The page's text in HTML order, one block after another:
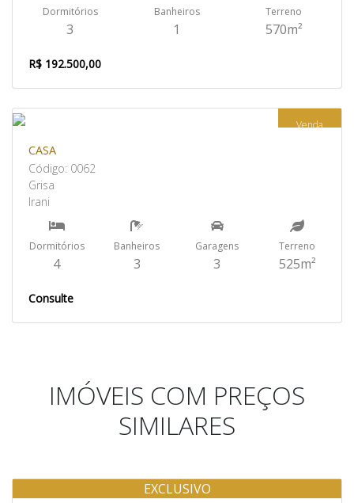
Dormitórios
3
Banheiros
1
Terreno
570m²
R$ 192.500,00
Venda
CASA
Código: 0062
Grisa
Irani
Dormitórios
4
Banheiros
3
Garagens
3
Terreno
525m²
Consulte
IMÓVEIS COM PREÇOS
SIMILARES
Venda
EXCLUSIVO